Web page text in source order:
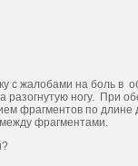
с жалобами на боль в
разогнутую ногу.
фрагментов по
фрагментами.